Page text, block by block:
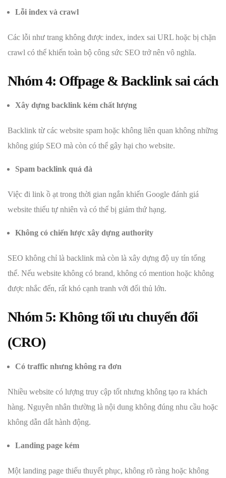
Lỗi index và crawl
Các lỗi như trang không được index, index sai URL hoặc bị chặn
crawl có thể khiến toàn bộ công sức SEO trở nên vô nghĩa.
Nhóm 4: Offpage & Backlink sai cách
Xây dựng backlink kém chất lượng
Backlink từ các website spam hoặc không liên quan không những
không giúp SEO mà còn có thể gây hại cho website.
Spam backlink quá đà
Việc đi link ồ ạt trong thời gian ngắn khiến Google đánh giá
website thiếu tự nhiên và có thể bị giảm thứ hạng.
Không có chiến lược xây dựng authority
SEO không chỉ là backlink mà còn là xây dựng độ uy tín tổng
thể. Nếu website không có brand, không có mention hoặc không
được nhắc đến, rất khó cạnh tranh với đối thủ lớn.
Nhóm 5: Không tối ưu chuyển đổi
(CRO)
Có traffic nhưng không ra đơn
Nhiều website có lượng truy cập tốt nhưng không tạo ra khách
hàng. Nguyên nhân thường là nội dung không đúng nhu cầu hoặc
không dẫn dắt hành động.
Landing page kém
Một landing page thiếu thuyết phục, không rõ ràng hoặc không